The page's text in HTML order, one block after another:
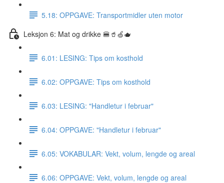
5.18: OPPGAVE: Transportmidler uten motor
Leksjon 6: Mat og drikke 🍔🥤🍏🫖
6.01: LESING: Tips om kosthold
6.02: OPPGAVE: Tips om kosthold
6.03: LESING: "Handletur i februar"
6.04: OPPGAVE: "Handletur i februar"
6.05: VOKABULAR: Vekt, volum, lengde og areal
6.06: OPPGAVE: Vekt, volum, lengde og areal